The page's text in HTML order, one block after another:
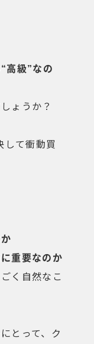
勤手段への不満
間に対する不満
Online Shop
MOVE X
高級”なの
ょうか？
して衝動買
重要なのか
く自然なこ
とって、ク